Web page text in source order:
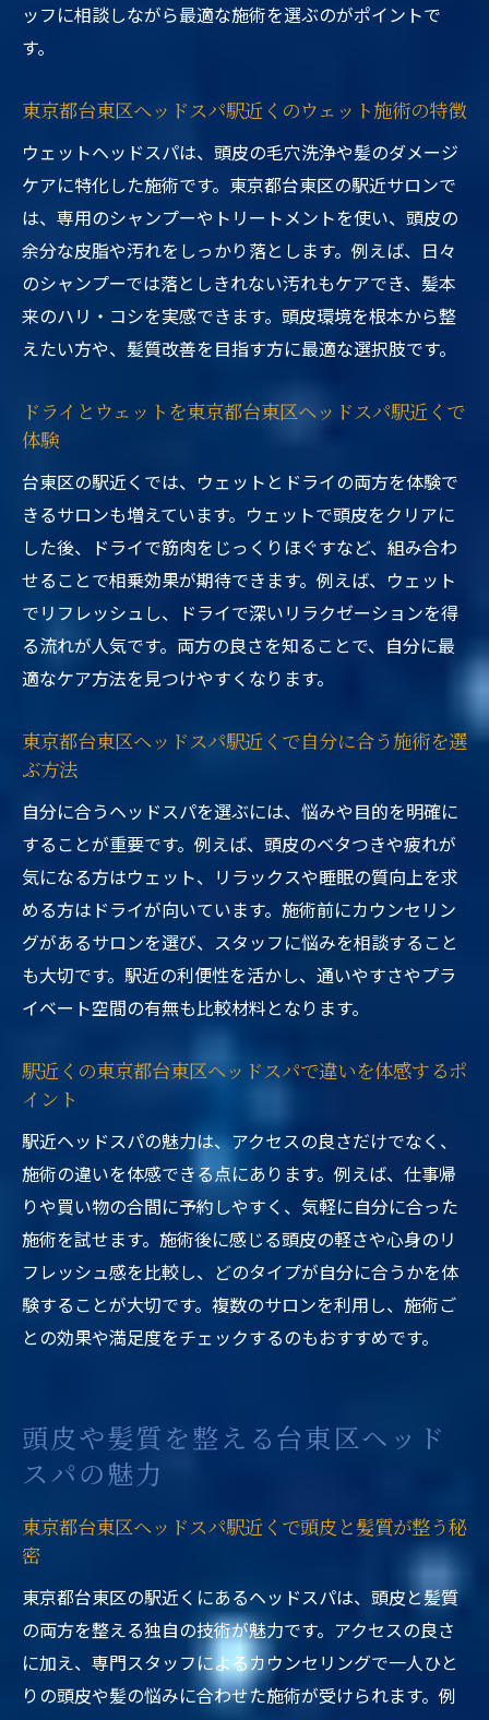
ッフに相談しながら最適な施術を選ぶのがポイントで
す。
東京都台東区ヘッドスパ駅近くのウェット施術の特徴
ウェットヘッドスパは、頭皮の毛穴洗浄や髪のダメージ
ケアに特化した施術です。東京都台東区の駅近サロンで
は、専用のシャンプーやトリートメントを使い、頭皮の
余分な皮脂や汚れをしっかり落とします。例えば、日々
のシャンプーでは落としきれない汚れもケアでき、髪本
来のハリ・コシを実感できます。頭皮環境を根本から整
えたい方や、髪質改善を目指す方に最適な選択肢です。
ドライとウェットを東京都台東区ヘッドスパ駅近くで
体験
台東区の駅近くでは、ウェットとドライの両方を体験で
きるサロンも増えています。ウェットで頭皮をクリアに
した後、ドライで筋肉をじっくりほぐすなど、組み合わ
せることで相乗効果が期待できます。例えば、ウェット
でリフレッシュし、ドライで深いリラクゼーションを得
る流れが人気です。両方の良さを知ることで、自分に最
適なケア方法を見つけやすくなります。
東京都台東区ヘッドスパ駅近くで自分に合う施術を選
ぶ方法
自分に合うヘッドスパを選ぶには、悩みや目的を明確に
することが重要です。例えば、頭皮のベタつきや疲れが
気になる方はウェット、リラックスや睡眠の質向上を求
める方はドライが向いています。施術前にカウンセリン
グがあるサロンを選び、スタッフに悩みを相談すること
も大切です。駅近の利便性を活かし、通いやすさやプラ
イベート空間の有無も比較材料となります。
駅近くの東京都台東区ヘッドスパで違いを体感するポ
イント
駅近ヘッドスパの魅力は、アクセスの良さだけでなく、
施術の違いを体感できる点にあります。例えば、仕事帰
りや買い物の合間に予約しやすく、気軽に自分に合った
施術を試せます。施術後に感じる頭皮の軽さや心身のリ
フレッシュ感を比較し、どのタイプが自分に合うかを体
験することが大切です。複数のサロンを利用し、施術ご
との効果や満足度をチェックするのもおすすめです。
頭皮や髪質を整える台東区ヘッド
スパの魅力
東京都台東区ヘッドスパ駅近くで頭皮と髪質が整う秘
密
東京都台東区の駅近くにあるヘッドスパは、頭皮と髪質
の両方を整える独自の技術が魅力です。アクセスの良さ
に加え、専門スタッフによるカウンセリングで一人ひと
りの頭皮や髪の悩みに合わせた施術が受けられます。例